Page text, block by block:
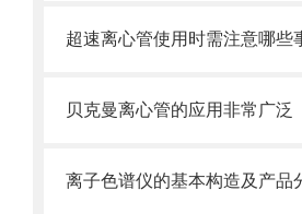
超速离心管使用时需注意哪些
贝克曼离心管的应用非常广泛
离子色谱仪的基本构造及产品